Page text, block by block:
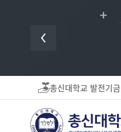
총신대학교 발전기금